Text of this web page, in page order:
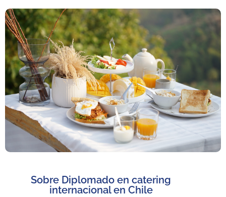
Sobre Diplomado en catering
internacional en Chile